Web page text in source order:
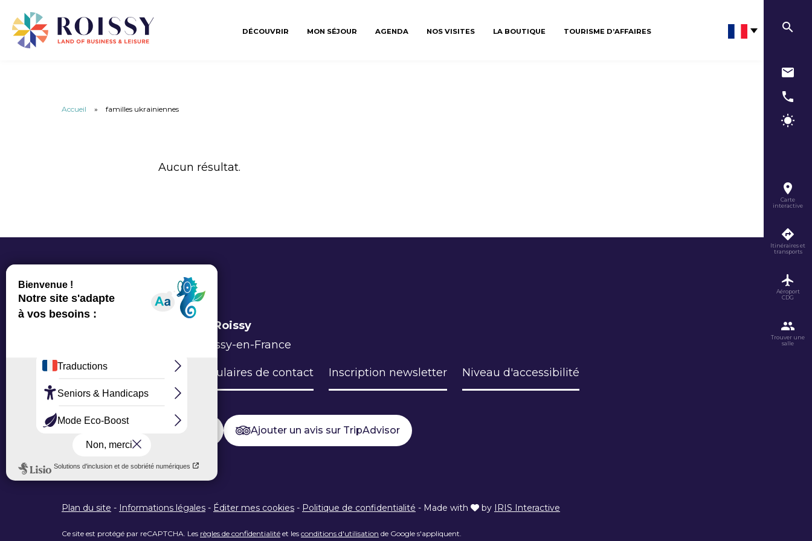
Carte
interactive
Itinéraires et
transports
Aéroport
CDG
Trouver une
salle
DÉCOUVRIR MON SÉJOUR AGENDA NOS VISITES LA BOUTIQUE TOURISME D’AFFAIRES
Accueil » familles ukrainiennes
Aucun résultat.
Office de Tourisme Grand Roissy
6 Allée du Verger, 95700 Roissy-en-France
L’Office Formulaires de contact Inscription newsletter Niveau d'accessibilité
Ajouter un avis sur Google Ajouter un avis sur TripAdvisor
Plan du site - Informations légales - Éditer mes cookies - Politique de confidentialité - Made with by IRIS Interactive
Ce site est protégé par reCAPTCHA. Les règles de confidentialité et les conditions d'utilisation de Google s'appliquent.